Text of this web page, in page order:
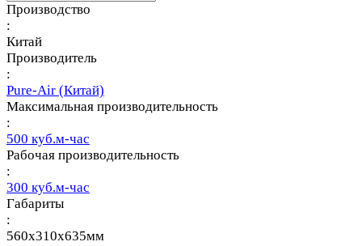
Производство
:
Китай
Производитель
:
Pure-Air (Китай)
Максимальная производительность
:
500 куб.м-час
Рабочая производительность
:
300 куб.м-час
Габариты
:
560х310х635мм